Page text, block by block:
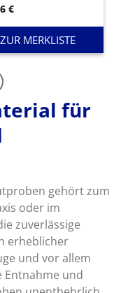
€
ZUR MERKLISTE
für
gehört zum
oder im
zuverlässige
erheblicher
und vor allem
und